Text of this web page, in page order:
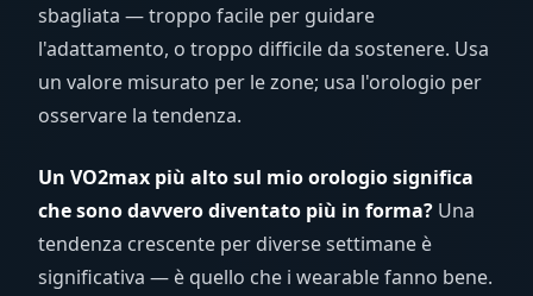
sbagliata — troppo facile per guidare
l'adattamento, o troppo difficile da sostenere. Usa
un valore misurato per le zone; usa l'orologio per
osservare la tendenza.
Un VO2max più alto sul mio orologio significa
che sono davvero diventato più in forma? Una
tendenza crescente per diverse settimane è
significativa — è quello che i wearable fanno bene.